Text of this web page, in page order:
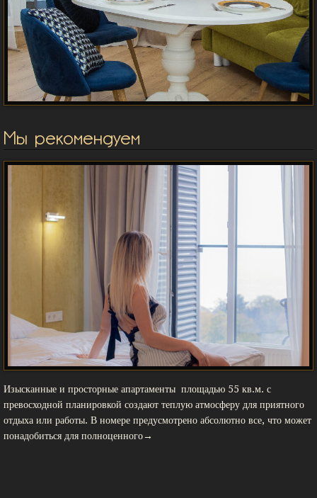
Мы рекомендуем
Изысканные и просторные апартаменты площадью 55 кв.м. с
превосходной планировкой создают теплую атмосферу для приятного
отдыха или работы. В номере предусмотрено абсолютно все, что может
понадобиться для полноценного→